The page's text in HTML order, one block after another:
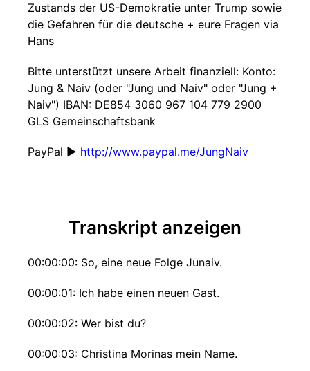
Zustands der US-Demokratie unter Trump sowie
die Gefahren für die deutsche + eure Fragen via
Hans
Bitte unterstützt unsere Arbeit finanziell: Konto:
Jung & Naiv (oder "Jung und Naiv" oder "Jung +
Naiv") IBAN: DE854 3060 967 104 779 2900
GLS Gemeinschaftsbank
PayPal ► http://www.paypal.me/JungNaiv
Transkript anzeigen
00:00:00: So, eine neue Folge Junaiv.
00:00:01: Ich habe einen neuen Gast.
00:00:02: Wer bist du?
00:00:03: Christina Morinas mein Name.